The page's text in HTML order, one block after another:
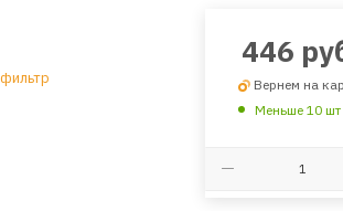
446
Вернем на
Меньше 10 шт